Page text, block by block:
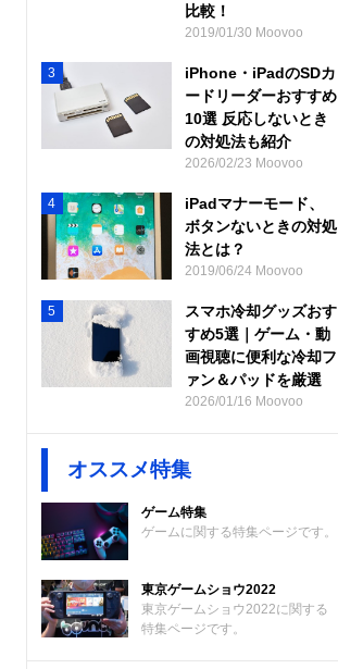
比較！
2019/01/30 Moovoo
3
iPhone・iPadのSDカ
ードリーダーおすすめ
10選 反応しないとき
の対処法も紹介
2026/02/23 Moovoo
4
iPadマナーモード、
ボタンないときの対処
法とは？
2019/06/24 Moovoo
5
スマホ冷却グッズおす
すめ5選｜ゲーム・動
画視聴に便利な冷却フ
ァン＆パッドを厳選
2026/01/16 Moovoo
オススメ特集
ゲーム特集
ゲームに関する特集ページです。
東京ゲームショウ2022
東京ゲームショウ2022に関する
特集ページです。